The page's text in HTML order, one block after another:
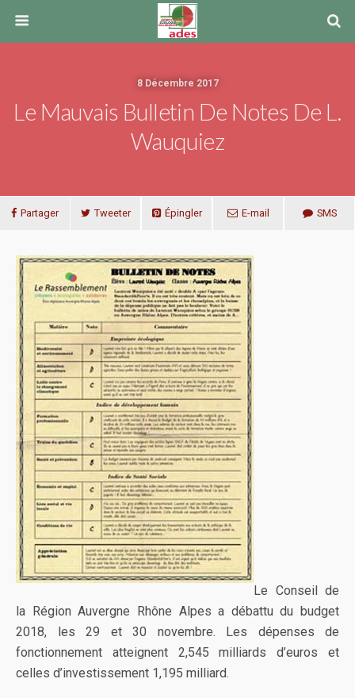
8 Décembre 2017
Le Mauvais Bulletin De Notes De L.
Wauquiez
Partager Tweeter Épingler E-mail SMS
Le Conseil de
la Région Auvergne Rhône Alpes a débattu du budget
2018, les 29 et 30 novembre. Les dépenses de
fonctionnement atteignent 2,545 milliards d’euros et
celles d’investissement 1,195 milliard.